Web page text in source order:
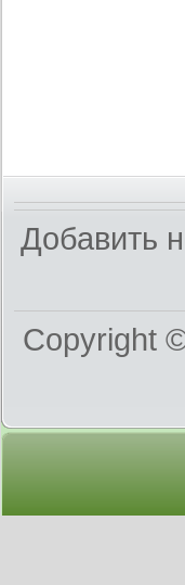
Добавить
Copyright